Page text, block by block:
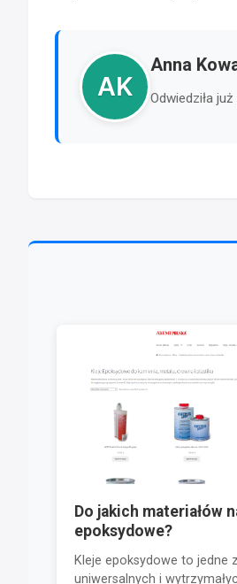
AK
Anna
Odwiedziła
Do jakich materiałów
epoksydowe?
Kleje epoksydowe to jedne
uniwersalnych i